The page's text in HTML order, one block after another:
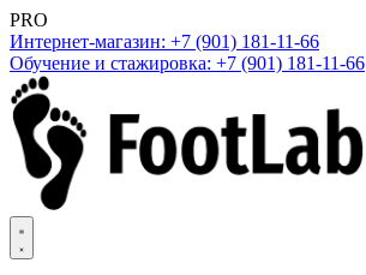
PRO
Интернет-магазин: +7 (901) 181-11-66
Обучение и стажировка: +7 (901) 181-11-66